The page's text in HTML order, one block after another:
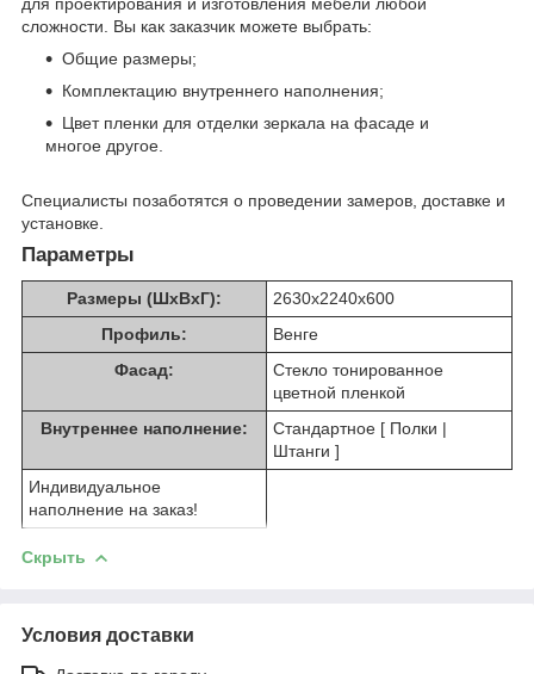
сложности. Вы как заказчик можете выбрать:
Общие размеры;
Комплектацию внутреннего наполнения;
Цвет пленки для отделки зеркала на фасаде и
многое другое.
Специалисты позаботятся о проведении замеров, доставке и
установке.
Параметры
Размеры (ШхВхГ):
2630х2240х600
Профиль:
Венге
Фасад:
Стекло тонированное
цветной пленкой
Внутреннее наполнение:
Стандартное [ Полки |
Штанги ]
Индивидуальное
наполнение на заказ!
Скрыть
Условия доставки